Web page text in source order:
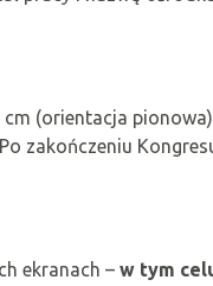
(orientacja
zakończeniu
ekranach – w tym